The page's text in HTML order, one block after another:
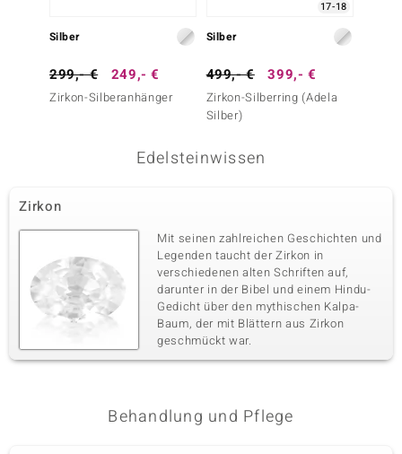
Silber
299,- € 249,- €
Zirkon-Silberanhänger
17-18
Silber
499,- € 399,- €
Zirkon-Silberring (Adela
Silber)
Edelsteinwissen
Zirkon
Mit seinen zahlreichen Geschichten und
Legenden taucht der Zirkon in
verschiedenen alten Schriften auf,
darunter in der Bibel und einem Hindu-
Gedicht über den mythischen Kalpa-
Baum, der mit Blättern aus Zirkon
geschmückt war.
Behandlung und Pflege